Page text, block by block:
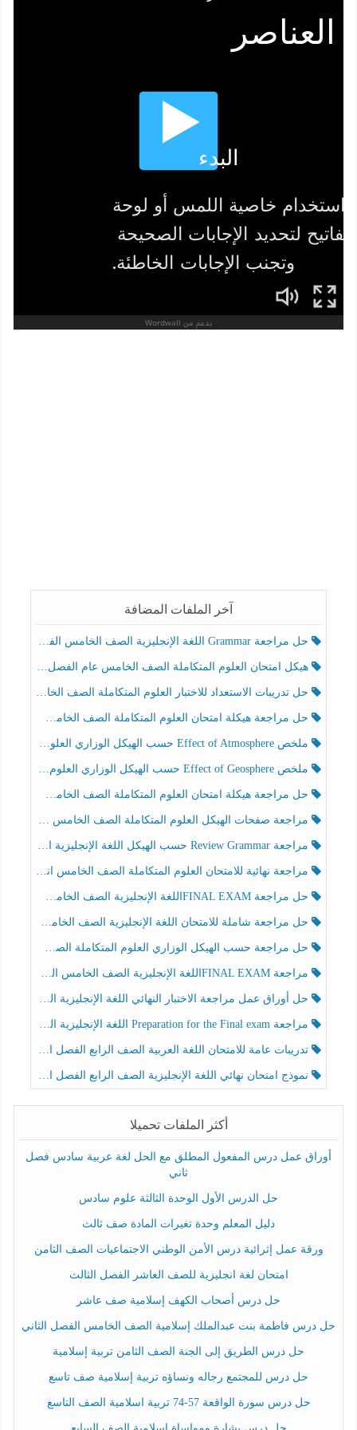
آخر الملفات المضافة
حل مراجعة Grammar اللغة الإنجليزية الصف الخامس الفصل الثالث
هيكل امتحان العلوم المتكاملة الصف الخامس عام الفصل الدراسي الثالث 2025-2026
حل تدريبات الاستعداد للاختبار العلوم المتكاملة الصف الخامس عام الفصل الثالث
حل مراجعة هيكلة امتحان العلوم المتكاملة الصف الخامس انسبير الفصل الثالث
ملخص Effect of Atmosphere حسب الهيكل الوزاري العلوم المتكاملة الصف الخامس انسبير الفصل الثالث
ملخص Effect of Geosphere حسب الهيكل الوزاري العلوم المتكاملة الصف الخامس انسبير الفصل الثالث
حل مراجعة هيكلة امتحان العلوم المتكاملة الصف الخامس عام الفصل الثالث
مراجعة صفحات الهيكل العلوم المتكاملة الصف الخامس انسبير الفصل الثالث
مراجعة Review Grammar حسب الهيكل اللغة الإنجليزية الصف الخامس الفصل الثالث
مراجعة نهائية للامتحان العلوم المتكاملة الصف الخامس انسبير الفصل الثالث
حل مراجعة FINAL EXAMاللغة الإنجليزية الصف الخامس الفصل الثالث
حل مراجعة شاملة للامتحان اللغة الإنجليزية الصف الخامس الفصل الثالث
حل مراجعة حسب الهيكل الوزاري العلوم المتكاملة الصف الخامس عام الفصل الثالث
مراجعة FINAL EXAMاللغة الإنجليزية الصف الخامس الفصل الثالث
حل أوراق عمل مراجعة الاختبار النهائي اللغة الإنجليزية الصف الرابع الفصل الثالث
مراجعة Preparation for the Final exam اللغة الإنجليزية الصف الرابع الفصل الثالث
تدريبات عامة للامتحان اللغة العربية الصف الرابع الفصل الثالث
نموذج امتحان نهائي اللغة الإنجليزية الصف الرابع الفصل الثالث
أكثر الملفات تحميلا
أوراق عمل درس المفعول المطلق مع الحل لغة عربية سادس فصل
ثاني
حل الدرس الأول الوحدة الثالثة علوم سادس
دليل المعلم وحدة تغيرات المادة صف ثالث
ورقة عمل إثرائية درس الأمن الوطني الاجتماعيات الصف الثامن
امتحان لغة انجليزية للصف العاشر الفصل الثالث
حل درس أصحاب الكهف إسلامية صف عاشر
حل درس فاطمة بنت عبدالملك إسلامية الصف الخامس الفصل الثاني
حل درس الطريق إلى الجنة الصف الثامن تربية إسلامية
حل درس للمجتمع رجاله ونساؤه تربية إسلامية صف تاسع
حل درس سورة الواقعة 57-74 تربية اسلامية الصف التاسع